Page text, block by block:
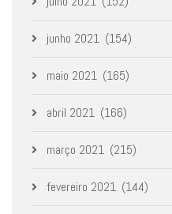
junho 2021 (154)
maio 2021 (165)
abril 2021 (166)
março 2021 (215)
fevereiro 2021 (144)